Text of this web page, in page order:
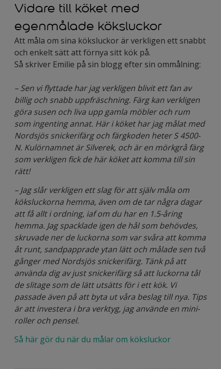
Vidare till köket med
egenmålade köksluckor
Att måla om sina köksluckor är verkligen ett snabbt
och enkelt sätt att förnya sitt kök på.
Så skriver Emilie på sin blogg efter sin ommålning:
– Sen vi flyttade har jag verkligen blivit ett fan av
billig och snabb uppfräschning. Färg kan verkligen
göra susen och liva upp gamla möbler och rum
som ingenting annat. Här i köket har jag målat med
Nordsjös snickerifärg och färgkoden heter S 4500-
N. Kulörnamnet är Silverek, och är en mörkgrå färg
som verkligen fick de här köket att komma till sin
rätt!
– Jag slår verkligen ett slag för att själv måla om
köksluckorna hemma, även om de tar några dagar
att få allt i ordning, iaf om du har en 1.5-åring
hemma. Jag spacklade igen de hål som behövdes,
skruvade ner de luckorna som var svåra att komma
åt runt, sandpapprade ytan lätt och målade sen två
gånger med Nordsjös snickerifärg. Tänk på att
använda dig av just snickerifärg så att luckorna tål
de slitage som de lätt utsätts för i ett kök. Vi
passade även på att byta ut våra beslag till nya. Tips
är att investera i bra verktyg, jag använde en mini-
roller och pensel.
Så här gör du när du målar om köksluckor